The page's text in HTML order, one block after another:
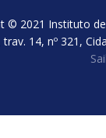
© 2021 Instituto
14, nº 321,